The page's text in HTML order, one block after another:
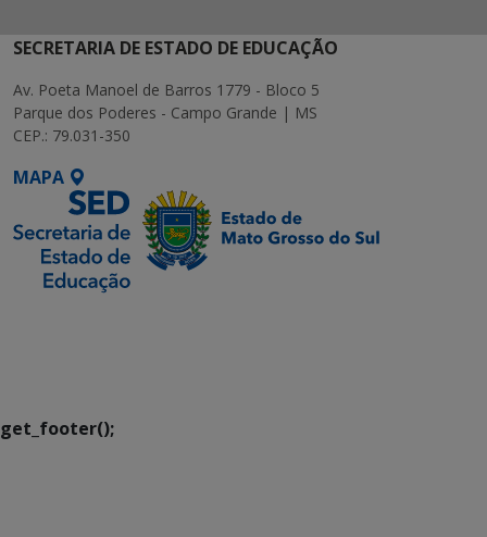
SECRETARIA DE ESTADO DE EDUCAÇÃO
Av. Poeta Manoel de Barros 1779 - Bloco 5
Parque dos Poderes - Campo Grande | MS
CEP.: 79.031-350
MAPA
get_footer();